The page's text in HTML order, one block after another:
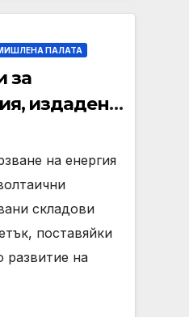
ПАЛАТА
за
издадени
на
на енергия
складови
поставяйки
развитие на